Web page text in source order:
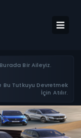
Bir Aileyiz.
Bu Tutkuyu Devretmek
İçin Atılır.